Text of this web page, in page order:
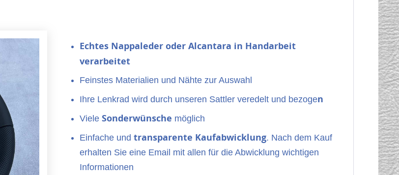
Echtes Nappaleder oder Alcantara in Handarbeit
verarbeitet
Feinstes Materialien und Nähte zur Auswahl
Ihre Lenkrad wird durch unseren Sattler veredelt und bezogen
Viele Sonderwünsche möglich
Einfache und transparente Kaufabwicklung. Nach dem Kauf
erhalten Sie eine Email mit allen für die Abwicklung wichtigen
Informationen